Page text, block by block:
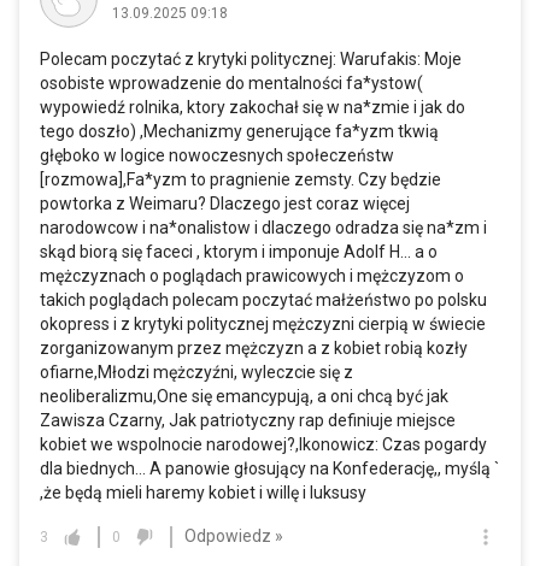
13.09.2025 09:18
Polecam poczytać z krytyki politycznej: Warufakis: Moje
osobiste wprowadzenie do mentalności fa*ystow(
wypowiedź rolnika, ktory zakochał się w na*zmie i jak do
tego doszło) ,Mechanizmy generujące fa*yzm tkwią
głęboko w logice nowoczesnych społeczeństw
[rozmowa],Fa*yzm to pragnienie zemsty. Czy będzie
powtorka z Weimaru? Dlaczego jest coraz więcej
narodowcow i na*onalistow i dlaczego odradza się na*zm i
skąd biorą się faceci , ktorym i imponuje Adolf H... a o
mężczyznach o poglądach prawicowych i mężczyzom o
takich poglądach polecam poczytać małżeństwo po polsku
okopress i z krytyki politycznej mężczyzni cierpią w świecie
zorganizowanym przez mężczyzn a z kobiet robią kozły
ofiarne,Młodzi mężczyźni, wyleczcie się z
neoliberalizmu,One się emancypują, a oni chcą być jak
Zawisza Czarny, Jak patriotyczny rap definiuje miejsce
kobiet we wspolnocie narodowej?,Ikonowicz: Czas pogardy
dla biednych... A panowie głosujący na Konfederację,, myślą `
,że będą mieli haremy kobiet i willę i luksusy
3 0 Odpowiedz »